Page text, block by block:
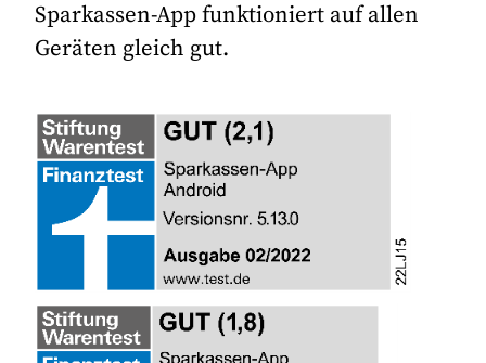
Sparkassen-App funktioniert auf allen
Geräten gleich gut.